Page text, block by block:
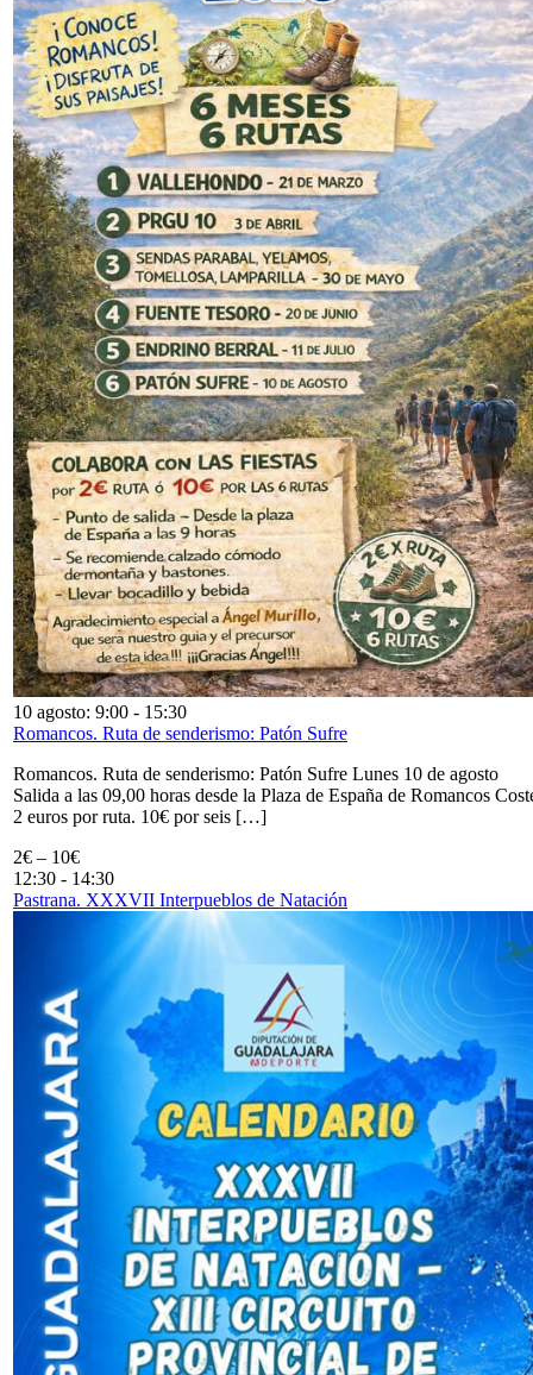
10 agosto: 9:00 - 15:30
Romancos. Ruta de senderismo: Patón Sufre
Romancos. Ruta de senderismo: Patón Sufre Lunes 10 de agosto
Salida a las 09,00 horas desde la Plaza de España de Romancos
2 euros por ruta. 10€ por seis […]
2€ – 10€
12:30 - 14:30
Pastrana. XXXVII Interpueblos de Natación